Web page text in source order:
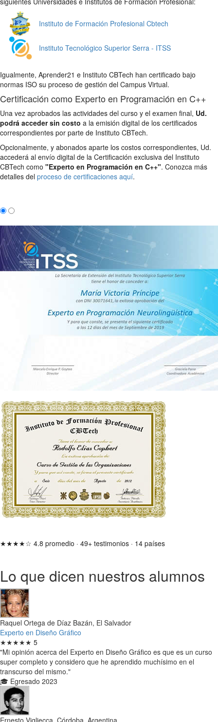
Instituto de Formación Profesional Cbtech
Instituto Tecnológico Superior Serra - ITSS
Igualmente, Aprender21 e Instituto CBTech han certificado bajo
normas ISO su proceso de gestión del Campus Virtual.
Certificación como Experto en Programación en C++
Una vez aprobados las actividades del curso y el examen final, Ud.
podrá acceder sin costo a la emisión digital de los certificados
correspondientes por parte de Instituto CBTech.
Opcionalmente, y abonados aparte los costos correspondientes, Ud.
accederá al envío digital de la Certificación exclusiva del Instituto
CBTech como "Experto en Programación en C++". Conozca más
detalles del proceso de certificaciones aquí.
★★★★☆ 4.8 promedio · 49+ testimonios · 14 países
Lo que dicen nuestros alumnos
Raquel Ortega de Díaz Bazán, El Salvador
Experto en Diseño Gráfico
★★★★★ 5
"Mi opinión acerca del Experto en Diseño Gráfico es que es un curso
super completo y considero que he aprendido muchísimo en el
transcurso del mismo."
🎓 Egresado 2023
Ernesto Vigliecca, Córdoba, Argentina